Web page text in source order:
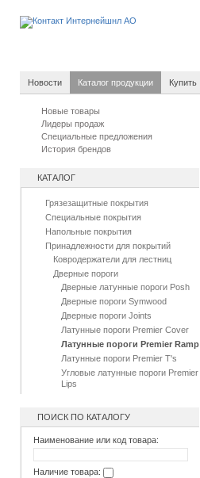
Новости Каталог продукции Купить
Новые товары
Лидеры продаж
Специальные предложения
История брендов
КАТАЛОГ
Грязезащитные покрытия
Специальные покрытия
Напольные покрытия
Принадлежности для покрытий
Ковродержатели для лестниц
Дверные пороги
Дверные латунные пороги Posh
Дверные пороги Symwood
Дверные пороги Joints
Латунные пороги Premier Cover
Латунные пороги Premier Ramp
Латунные пороги Premier T's
Угловые латунные пороги Premier
Lips
ПОИСК ПО КАТАЛОГУ
Наименование или код товара:
Наличие товара: